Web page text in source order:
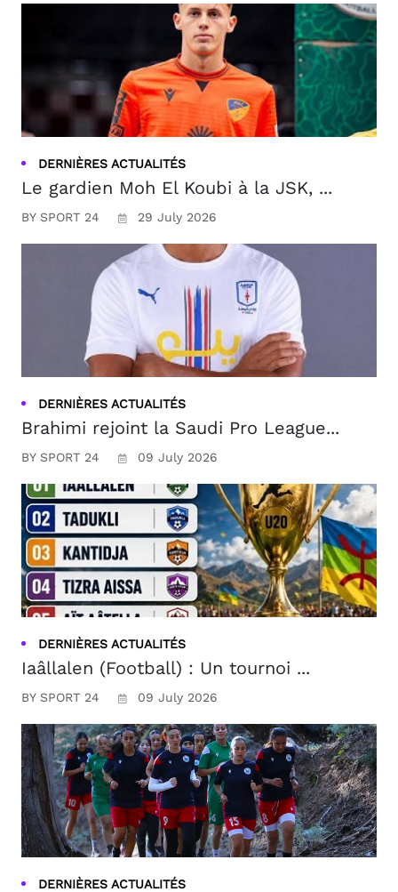
DERNIÈRES ACTUALITÉS
Le gardien Moh El Koubi à la JSK, ...
BY SPORT 24 29 July 2026
DERNIÈRES ACTUALITÉS
Brahimi rejoint la Saudi Pro League...
BY SPORT 24 09 July 2026
DERNIÈRES ACTUALITÉS
Iaâllalen (Football) : Un tournoi ...
BY SPORT 24 09 July 2026
DERNIÈRES ACTUALITÉS